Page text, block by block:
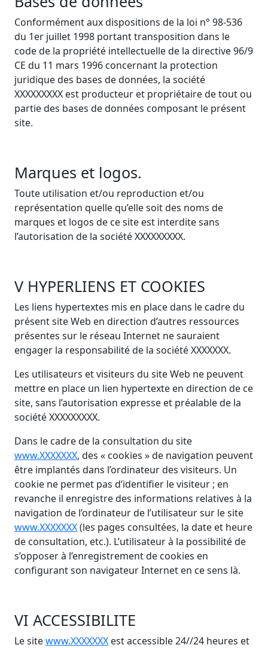
Conformément aux dispositions de la loi n° 98-536
du 1er juillet 1998 portant transposition dans le
code de la propriété intellectuelle de la directive 96/9
CE du 11 mars 1996 concernant la protection
juridique des bases de données, la société
XXXXXXXXX est producteur et propriétaire de tout ou
partie des bases de données composant le présent
site.
Marques et logos.
Toute utilisation et/ou reproduction et/ou
représentation quelle qu’elle soit des noms de
marques et logos de ce site est interdite sans
l’autorisation de la société XXXXXXXXX.
V HYPERLIENS ET COOKIES
Les liens hypertextes mis en place dans le cadre du
présent site Web en direction d’autres ressources
présentes sur le réseau Internet ne sauraient
engager la responsabilité de la société XXXXXXX.
Les utilisateurs et visiteurs du site Web ne peuvent
mettre en place un lien hypertexte en direction de ce
site, sans l’autorisation expresse et préalable de la
société XXXXXXXXX.
Dans le cadre de la consultation du site
www.XXXXXXX, des « cookies » de navigation peuvent
être implantés dans l’ordinateur des visiteurs. Un
cookie ne permet pas d’identifier le visiteur ; en
revanche il enregistre des informations relatives à la
navigation de l’ordinateur de l’utilisateur sur le site
www.XXXXXXX(les pages consultées, la date et heure
de consultation, etc.). L’utilisateur à la possibilité de
s’opposer à l’enregistrement de cookies en
configurant son navigateur Internet en ce sens là.
VI ACCESSIBILITE
Le sitewww.XXXXXXX est accessible 24//24 heures et